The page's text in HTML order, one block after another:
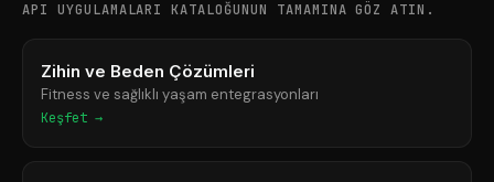
API UYGULAMALARI KATALOĞUNUN TAMAMINA GÖZ ATIN.
Zihin ve Beden Çözümleri
Fitness ve sağlıklı yaşam entegrasyonları
Keşfet →